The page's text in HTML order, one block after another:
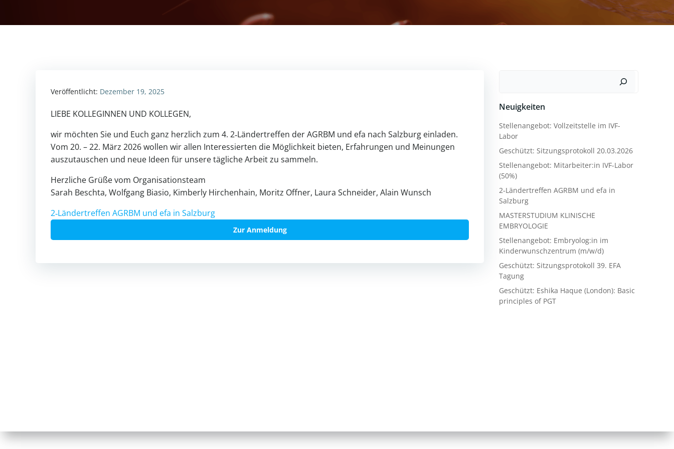
Veröffentlicht: Dezember 19, 2025
LIEBE KOLLEGINNEN UND KOLLEGEN,
wir möchten Sie und Euch ganz herz­lich zum 4. 2‑Ländertreffen der AGRBM und efa nach Salz­burg ein­laden.
Vom 20. – 22. März 2026 wollen wir allen Inter­es­sierten die Mög­lich­keit bieten, Erfah­rungen und Mei­nungen
aus­zu­tau­schen und neue Ideen für unsere täg­liche Arbeit zu sam­meln.
Herz­liche Grüße vom Orga­ni­sa­ti­ons­team
Sarah Beschta, Wolf­gang Biasio, Kim­berly Hir­chen­hain, Moritz Offner, Laura Schneider, Alain Wunsch
2‑Ländertreffen AGRBM und efa in Salz­burg
Zur Anmel­dung
Neuigkeiten
Stellenangebot: Vollzeitstelle im IVF-
Labor
Geschützt: Sitzungsprotokoll 20.03.2026
Stellenangebot: Mitarbeiter:in IVF-Labor
(50%)
2‑Ländertreffen AGRBM und efa in
Salzburg
MASTERSTUDIUM KLINISCHE
EMBRYOLOGIE
Stellenangebot: Embryolog:in im
Kinderwunschzentrum (m/w/d)
Geschützt: Sitzungsprotokoll 39. EFA
Tagung
Geschützt: Eshika Haque (London): Basic
principles of PGT